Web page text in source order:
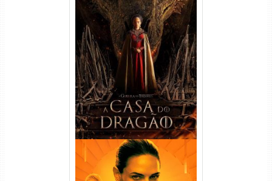
A Casa do Dragão 1ª
Temporada Torrent (2022)
WEB-DL 720p/1080p Dual
Áudio